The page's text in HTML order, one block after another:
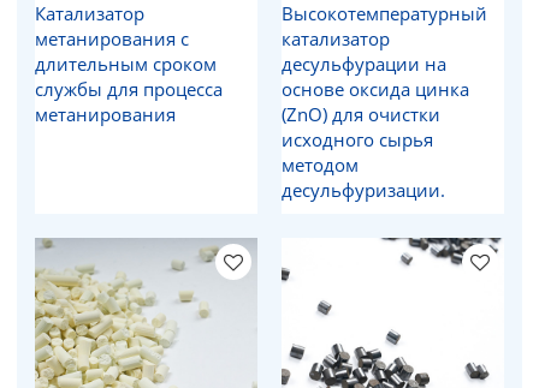
Катализатор
метанирования с
длительным сроком
службы для процесса
метанирования
Высокотемпературный
катализатор
десульфурации на
основе оксида цинка
(ZnO) для очистки
исходного сырья
методом
десульфуризации.